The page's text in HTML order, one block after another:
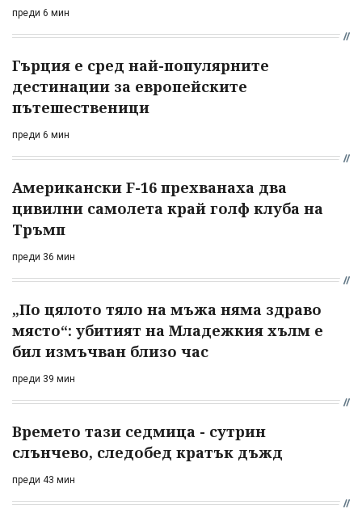
преди 6 мин
Гърция е сред най-популярните
дестинации за европейските
пътешественици
преди 6 мин
Американски F-16 прехванаха два
цивилни самолета край голф клуба на
Тръмп
преди 36 мин
„По цялото тяло на мъжа няма здраво
място“: убитият на Младежкия хълм е
бил измъчван близо час
преди 39 мин
Времето тази седмица - сутрин
слънчево, следобед кратък дъжд
преди 43 мин